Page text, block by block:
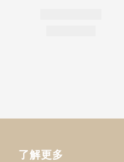
了解更多